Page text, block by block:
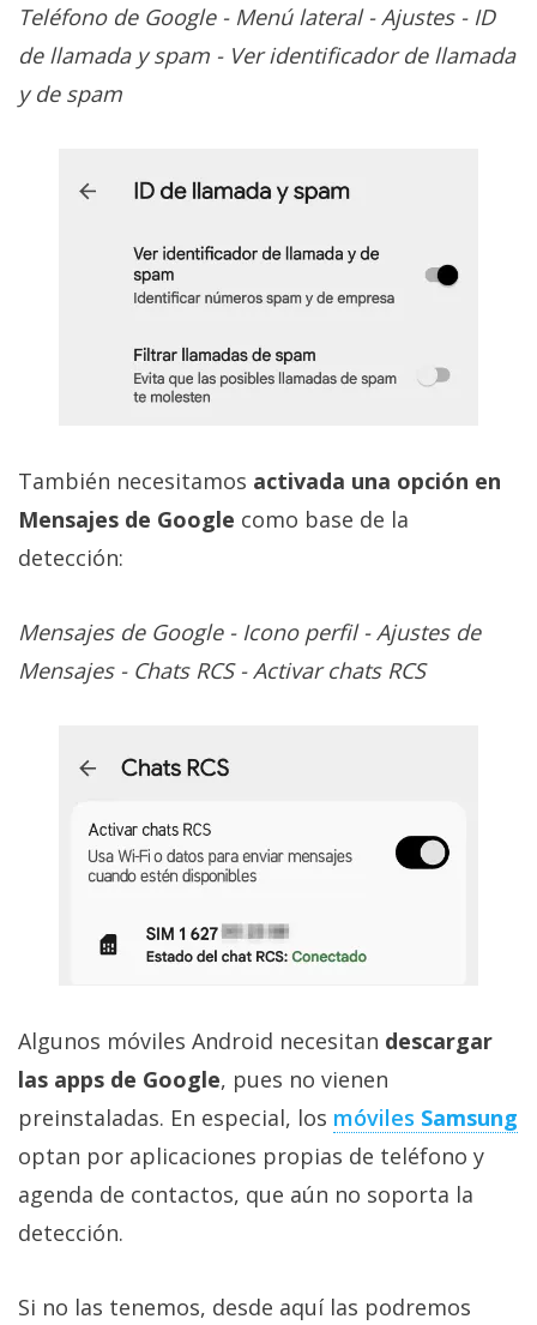
Teléfono de Google - Menú lateral - Ajustes - ID
de llamada y spam - Ver identificador de llamada
y de spam
También necesitamos activada una opción en
Mensajes de Google como base de la
detección:
Mensajes de Google - Icono perfil - Ajustes de
Mensajes - Chats RCS - Activar chats RCS
Algunos móviles Android necesitan descargar
las apps de Google, pues no vienen
preinstaladas. En especial, los móviles Samsung
optan por aplicaciones propias de teléfono y
agenda de contactos, que aún no soporta la
detección.
Si no las tenemos, desde aquí las podremos